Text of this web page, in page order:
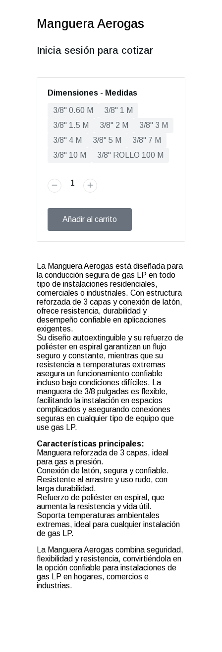
Manguera Aerogas
Inicia sesión para cotizar
Dimensiones - Medidas
3/8" 0.60 M
3/8" 1 M
3/8" 1.5 M
3/8" 2 M
3/8" 3 M
3/8" 4 M
3/8" 5 M
3/8" 7 M
3/8" 10 M
3/8" ROLLO 100 M
Añadir al carrito
La Manguera Aerogas está diseñada para
la conducción segura de gas LP en todo
tipo de instalaciones residenciales,
comerciales o industriales. Con estructura
reforzada de 3 capas y conexión de latón,
ofrece resistencia, durabilidad y
desempeño confiable en aplicaciones
exigentes.
Su diseño autoextinguible y su refuerzo de
poliéster en espiral garantizan un flujo
seguro y constante, mientras que su
resistencia a temperaturas extremas
asegura un funcionamiento confiable
incluso bajo condiciones difíciles. La
manguera de 3/8 pulgadas es flexible,
facilitando la instalación en espacios
complicados y asegurando conexiones
seguras en cualquier tipo de equipo que
use gas LP.
Características principales:
Manguera reforzada de 3 capas, ideal
para gas a presión.
Conexión de latón, segura y confiable.
Resistente al arrastre y uso rudo, con
larga durabilidad.
Refuerzo de poliéster en espiral, que
aumenta la resistencia y vida útil.
Soporta temperaturas ambientales
extremas, ideal para cualquier instalación
de gas LP.
La Manguera Aerogas combina seguridad,
flexibilidad y resistencia, convirtiéndola en
la opción confiable para instalaciones de
gas LP en hogares, comercios e
industrias.